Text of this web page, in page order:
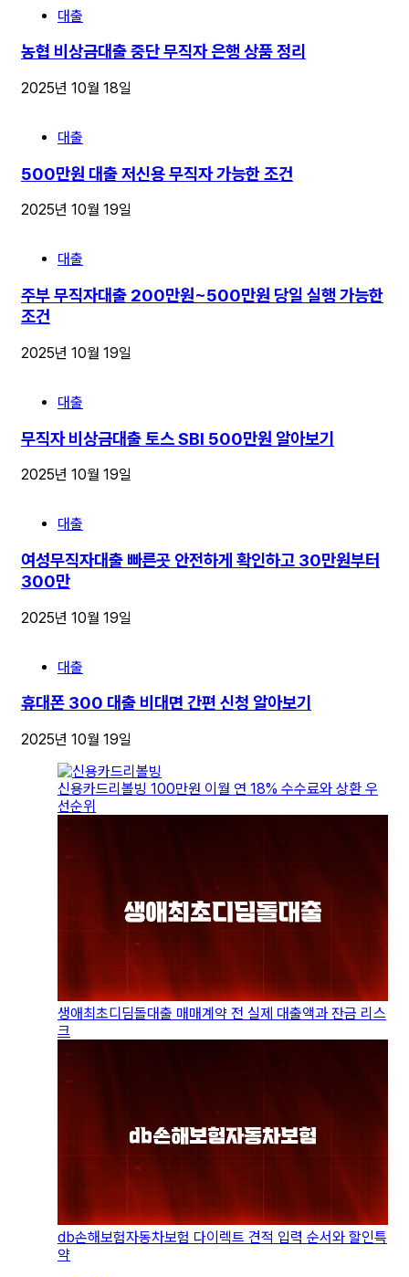
대출
농협 비상금대출 중단 무직자 은행 상품 정리
2025년 10월 18일
대출
500만원 대출 저신용 무직자 가능한 조건
2025년 10월 19일
대출
주부 무직자대출 200만원~500만원 당일 실행 가능한
조건
2025년 10월 19일
대출
무직자 비상금대출 토스 SBI 500만원 알아보기
2025년 10월 19일
대출
여성무직자대출 빠른곳 안전하게 확인하고 30만원부터
300만
2025년 10월 19일
대출
휴대폰 300 대출 비대면 간편 신청 알아보기
2025년 10월 19일
신용카드리볼빙 100만원 이월 연 18% 수수료와 상환 우
선순위
생애최초디딤돌대출 매매계약 전 실제 대출액과 잔금 리스
크
db손해보험자동차보험 다이렉트 견적 입력 순서와 할인특
약